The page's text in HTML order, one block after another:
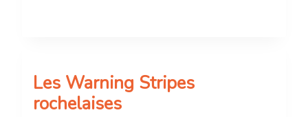
Les Warning Stripes
rochelaises